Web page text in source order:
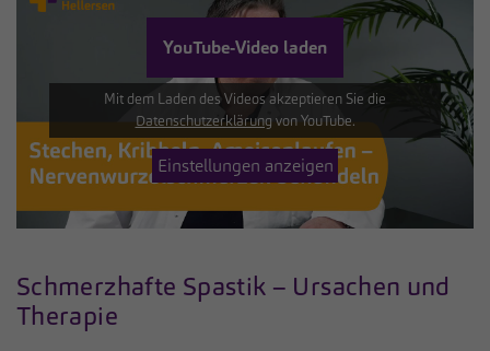
YouTube-Video laden
Mit dem Laden des Videos akzeptieren Sie die
Datenschutzerklärung von YouTube.
Einstellungen anzeigen
Schmerzhafte Spastik – Ursachen und
Therapie